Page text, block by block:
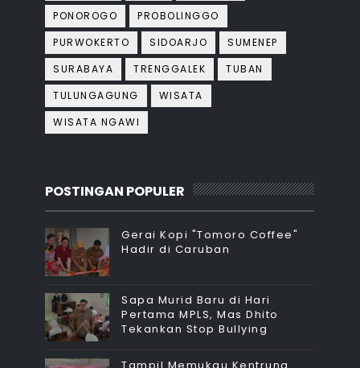
PONOROGO
PROBOLINGGO
PURWOKERTO
SIDOARJO
SUMENEP
SURABAYA
TRENGGALEK
TUBAN
TULUNGAGUNG
WISATA
WISATA NGAWI
POSTINGAN POPULER
Gerai Kopi "Tomoro Coffee"
Hadir di Caruban
Sapa Murid Baru di Hari
Pertama MPLS, Mas Dhito
Tekankan Stop Bullying